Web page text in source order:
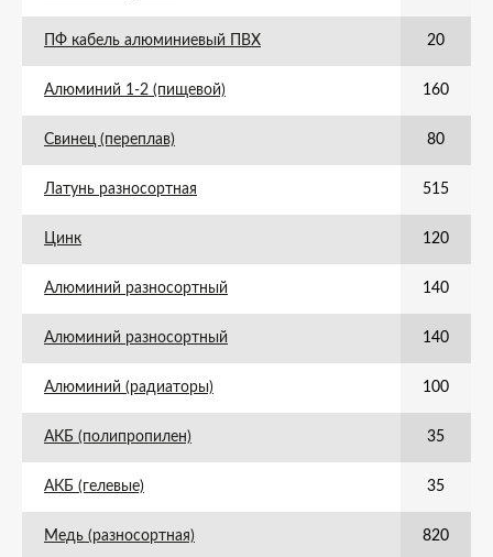
ПФ кабель алюминиевый ПВХ 20
Алюминий 1-2 (пищевой) 160
Свинец (переплав) 80
Латунь разносортная 515
Цинк 120
Алюминий разносортный 140
Алюминий разносортный 140
Алюминий (радиаторы) 100
АКБ (полипропилен) 35
АКБ (гелевые) 35
Медь (разносортная) 820